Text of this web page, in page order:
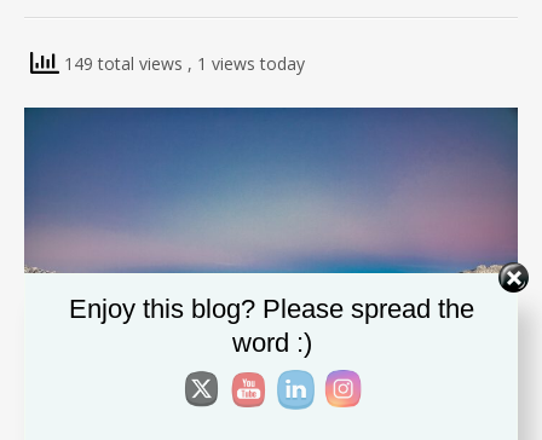
149 total views , 1 views today
Enjoy this blog? Please spread the
word :)